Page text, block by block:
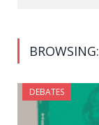
BROWSING:
DEBATES